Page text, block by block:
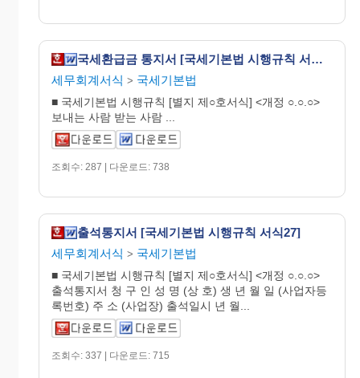
국세환급금 통지서 [국세기본법 시행규칙 서식24]
세무회계서식 > 국세기본법
■ 국세기본법 시행규칙 [별지 제○호서식] <개정 ○.○.○>
보내는 사람 받는 사람 ...
조회수: 287 | 다운로드: 738
출석통지서 [국세기본법 시행규칙 서식27]
세무회계서식 > 국세기본법
■ 국세기본법 시행규칙 [별지 제○호서식] <개정 ○.○.○>
출석통지서 청 구 인 성 명 (상 호) 생 년 월 일 (사업자등
록번호) 주 소 (사업장) 출석일시 년 월...
조회수: 337 | 다운로드: 715